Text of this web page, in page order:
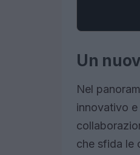
Un
Nel
innovativo
che sfida le